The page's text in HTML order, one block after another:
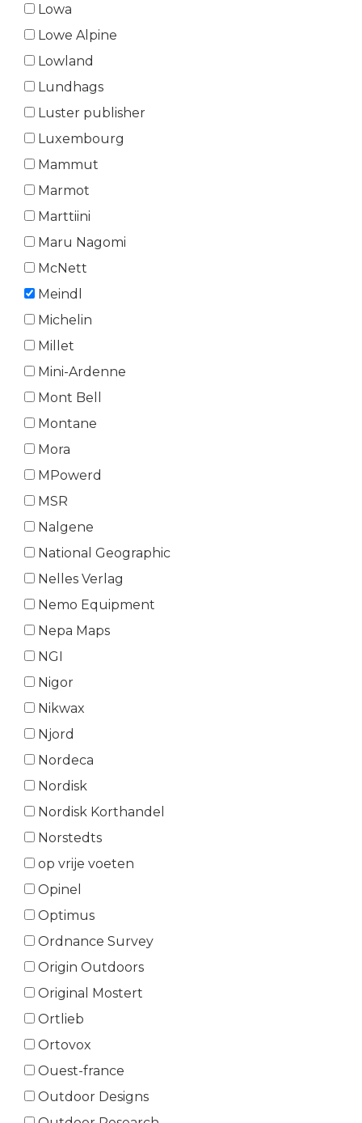
Lowa
Lowe Alpine
Lowland
Lundhags
Luster publisher
Luxembourg
Mammut
Marmot
Marttiini
Maru Nagomi
McNett
Meindl
Michelin
Millet
Mini-Ardenne
Mont Bell
Montane
Mora
MPowerd
MSR
Nalgene
National Geographic
Nelles Verlag
Nemo Equipment
Nepa Maps
NGI
Nigor
Nikwax
Njord
Nordeca
Nordisk
Nordisk Korthandel
Norstedts
op vrije voeten
Opinel
Optimus
Ordnance Survey
Origin Outdoors
Original Mostert
Ortlieb
Ortovox
Ouest-france
Outdoor Designs